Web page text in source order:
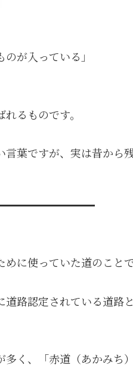
が入っている」
れるものです。
葉ですが、実は昔から
に使っていた道のことで
路認定されている道
く、「赤道（あかみち